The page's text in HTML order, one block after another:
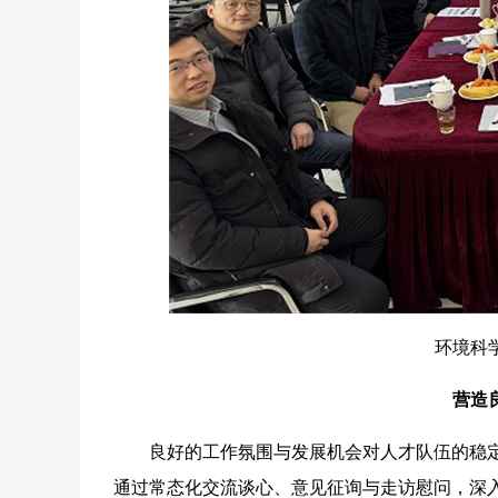
环境科
营造
良好的工作氛围与发展机会对人才队伍的稳
通过常态化交流谈心、意见征询与走访慰问，